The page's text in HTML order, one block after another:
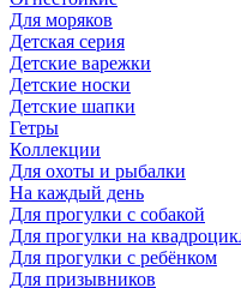
Для моряков
Детская серия
Детские варежки
Детские носки
Детские шапки
Гетры
Коллекции
Для охоты и рыбалки
На каждый день
Для прогулки с собакой
Для прогулки на
Для прогулки с ребёнком
Для призывников